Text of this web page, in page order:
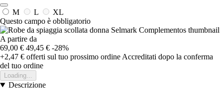
M L
XL
Questo campo è obbligatorio
A partire da
69,00 € 49,45 € -28%
+2,47 € offerti sul tuo prossimo ordine Accreditati dopo la conferma
del tuo ordine
Loading...
Descrizione